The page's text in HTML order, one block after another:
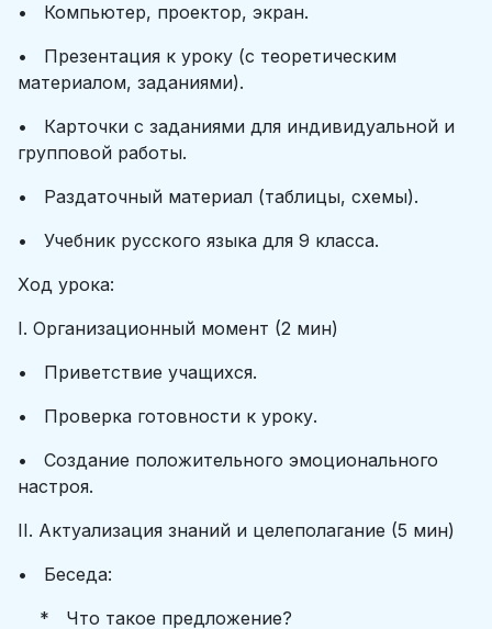
• Компьютер, проектор, экран.
• Презентация к уроку (с теоретическим
материалом, заданиями).
• Карточки с заданиями для индивидуальной и
групповой работы.
• Раздаточный материал (таблицы, схемы).
• Учебник русского языка для 9 класса.
Ход урока:
I. Организационный момент (2 мин)
• Приветствие учащихся.
• Проверка готовности к уроку.
• Создание положительного эмоционального
настроя.
II. Актуализация знаний и целеполагание (5 мин)
• Беседа:
* Что такое предложение?